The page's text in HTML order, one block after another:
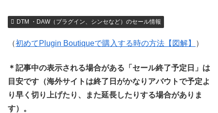
DTM ・DAW（プラグイン、シンセなど）のセール情報
（初めてPlugin Boutiqueで購入する時の方法【図解】 ）
＊記事中の表示される場合がある「セール終了予定日」は
目安です（海外サイトは終了日がかなりアバウトで予定よ
り早く切り上げたり、また延長したりする場合がありま
す）。